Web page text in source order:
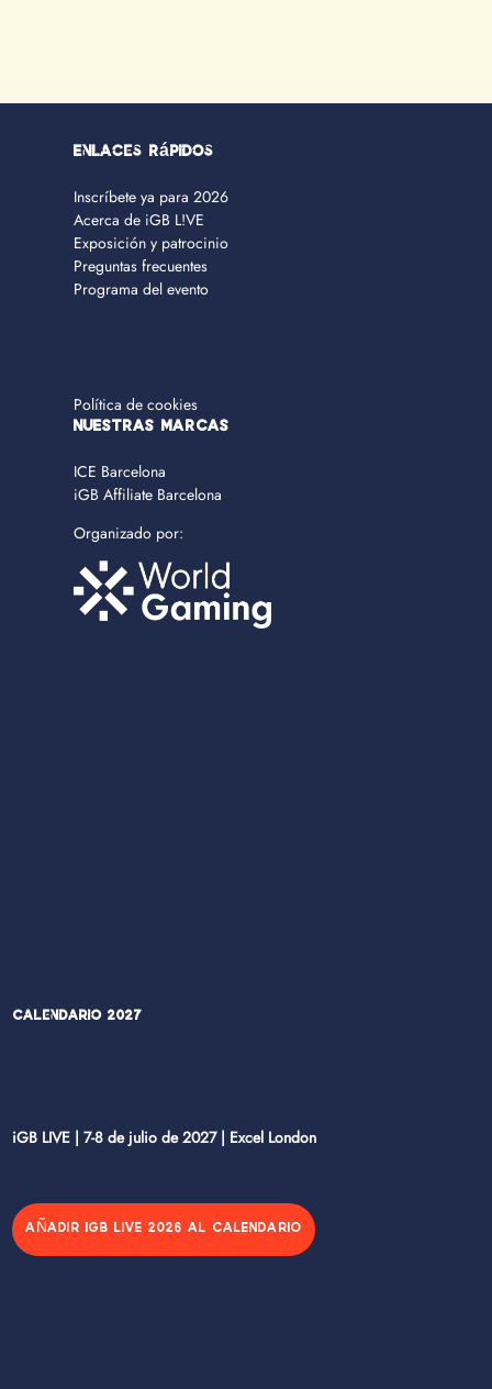
Enlaces rápidos
Inscríbete ya para 2026
Acerca de iGB L!VE
Exposición y patrocinio
Preguntas frecuentes
Programa del evento
Política de cookies
NUESTRAS MARCAS
ICE Barcelona
iGB Affiliate Barcelona
Organizado por:
Calendario 2027
iGB LIVE | 7-8 de julio de 2027 | Excel London
AÑADIR IGB LIVE 2026 AL CALENDARIO